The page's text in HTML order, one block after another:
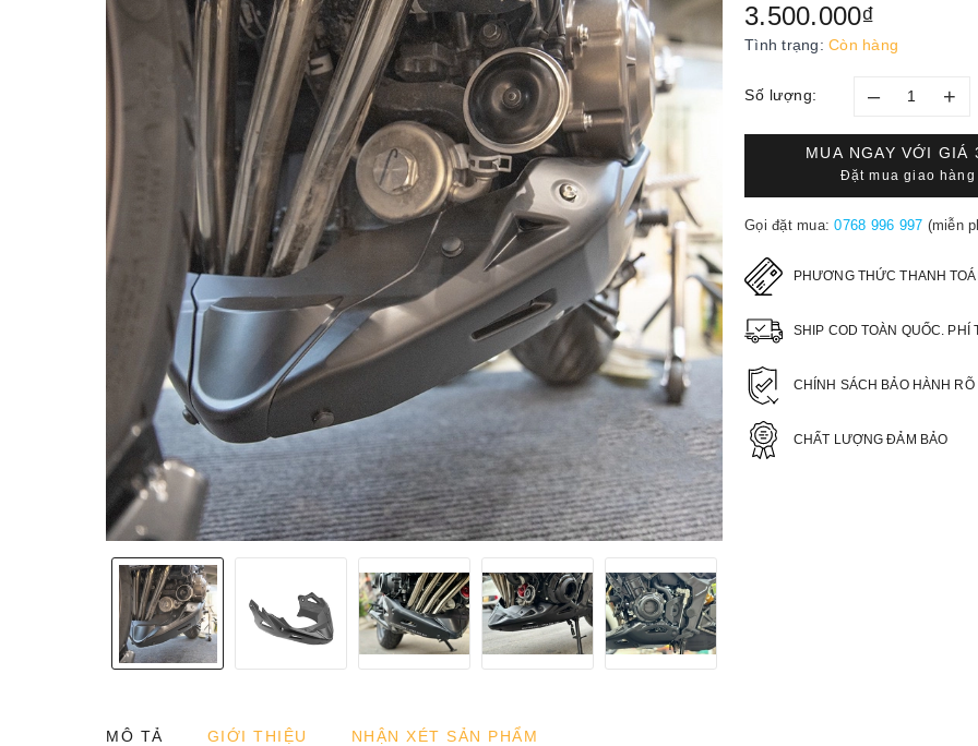
3.500.000₫
Tình trạng: Còn hàng
Số lượng: – +
MUA NGAY VỚI GIÁ
Đặt mua giao
Gọi đặt mua:0768 996 997 (miễn
PHƯƠNG THỨC THANH
SHIP COD TOÀN QUỐC. PHÍ
CHÍNH SÁCH BẢO HÀNH RÕ
CHẤT LƯỢNG ĐẢM BẢO
MÔ TẢ GIỚI THIỆU NHẬN XÉT SẢN PHẨM